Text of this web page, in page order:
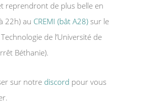
reprendront de plus belle en
22h) au CREMI (bât A28) sur le
de l’Université de
Béthanie).
sur notre discord pour vous